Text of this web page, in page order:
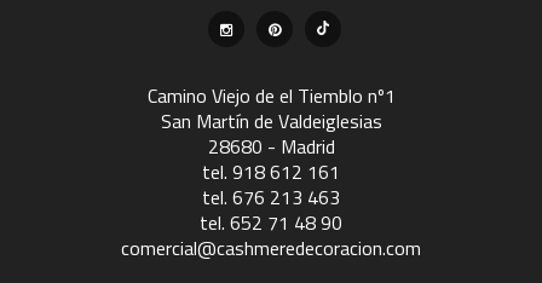
Camino Viejo de el Tiemblo nº1
San Martín de Valdeiglesias
28680 - Madrid
tel. 918 612 161
tel. 676 213 463
tel. 652 71 48 90
comercial@cashmeredecoracion.com